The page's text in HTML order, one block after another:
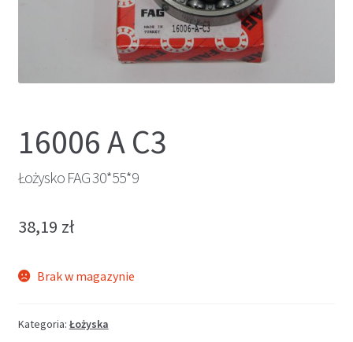
16006 A C3
Łożysko FAG 30*55*9
38,19 zł
Brak w magazynie
Kategoria: Łożyska